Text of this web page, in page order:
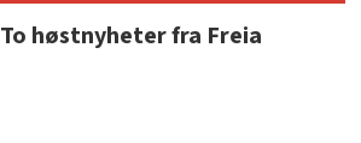
To høstnyheter fra Freia